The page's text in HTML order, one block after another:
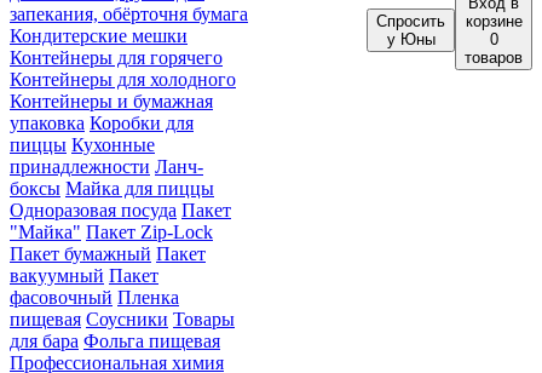
запекания, обёрточня бумага
Кондитерские мешки
Контейнеры для горячего
Контейнеры для холодного
Контейнеры и бумажная
упаковка Коробки для
пиццы Кухонные
принадлежности Ланч-
боксы Майка для пиццы
Одноразовая посуда Пакет
"Майка" Пакет Zip-Lock
Пакет бумажный Пакет
вакуумный Пакет
фасовочный Пленка
пищевая Соусники Товары
для бара Фольга пищевая
Профессиональная химия
Спросить
у Юны
корзине
0
товаров